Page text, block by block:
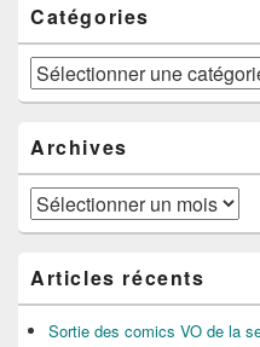
Catégories
Catégories
Archives
Archives
Articles récents
Sortie des comics VO de la